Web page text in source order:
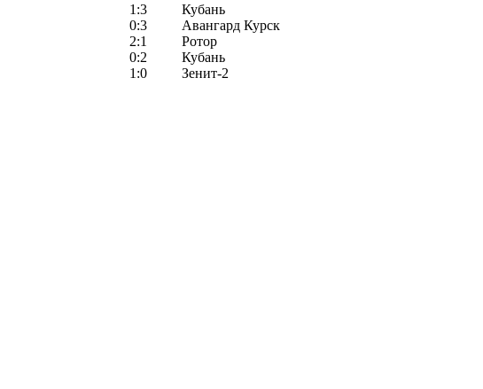
1:3
Кубань
0:3
Авангард Курск
2:1
Ротор
0:2
Кубань
1:0
Зенит-2